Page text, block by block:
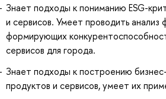
Знает подходы к пониманию ESG-
и сервисов. Умеет проводить анализ
формирующих
сервисов для города.
Знает подходы к построению
продуктов и сервисов, умеет их